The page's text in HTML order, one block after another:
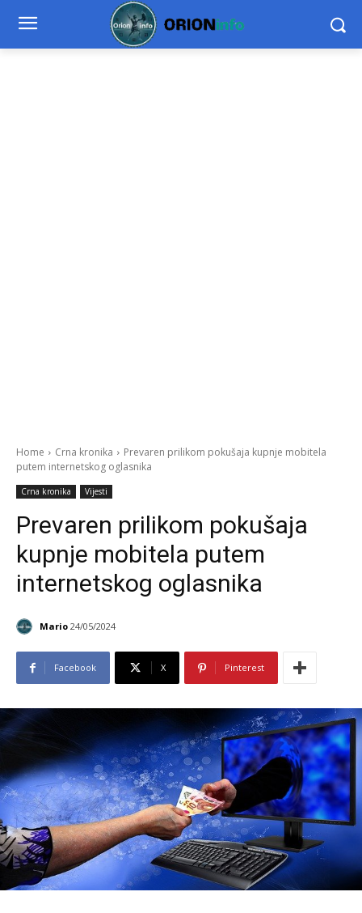
Home Crna kronika
Prevaren prilikom pokušaja kupnje mobitela
putem internetskog oglasnika
Crna kronika Vijesti
Prevaren prilikom pokušaja
kupnje mobitela putem
internetskog oglasnika
Mario 24/05/2024
Facebook X Pinterest